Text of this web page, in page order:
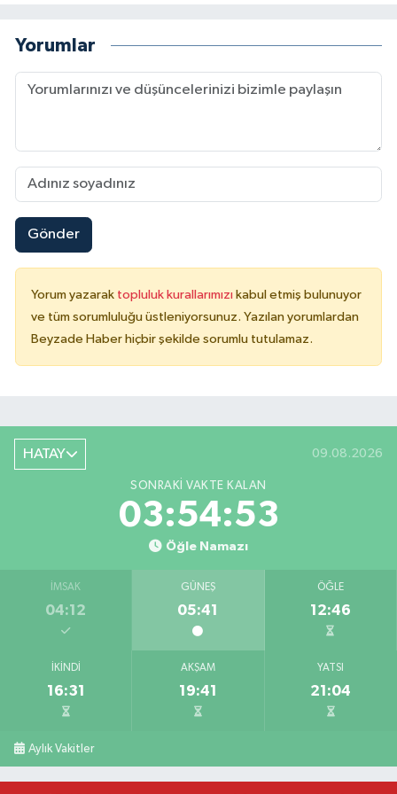
Yorumlar
Gönder
Yorum yazarak topluluk kurallarımızı kabul etmiş bulunuyor
ve tüm sorumluluğu üstleniyorsunuz. Yazılan yorumlardan
Beyzade Haber hiçbir şekilde sorumlu tutulamaz.
HATAY 09.08.2026
SONRAKI VAKTE KALAN
03:54:53
Öğle Namazı
İMSAK
04:12
GÜNEŞ
05:41
ÖĞLE
12:46
İKINDI
16:31
AKŞAM
19:41
YATSI
21:04
Aylık Vakitler
Bahçede yaşanan yangında alevler 2 otomobile
21:17 |Salah'ın maaşı açıklandı! İşte devasa ücret